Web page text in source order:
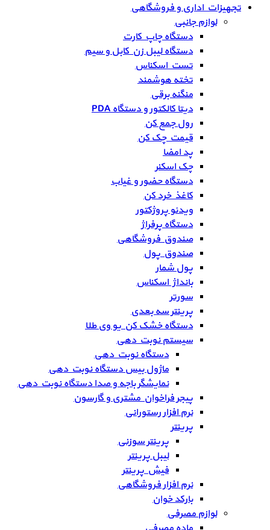
تجهیزات اداری و فروشگاهی
لوازم جانبی
دستگاه چاپ کارت
دستگاه لیبل زن کابل و سیم
تست اسکناس
تخته هوشمند
منگنه برقی
دیتا کالکتور و دستگاه PDA
رول جمع کن
قیمت چک کن
پد امضا
چک اسکنر
دستگاه حضور و غیاب
کاغذ خرد کن
ویدئو پروژکتور
دستگاه پرفراژ
صندوق فروشگاهی
صندوق پول
پول شمار
بانداژ اسکناس
سورتر
پرینتر سه بعدی
دستگاه خشک کن یو وی طلا
سیستم نوبت دهی
دستگاه نوبت دهی
ماژول بیس دستگاه نوبت دهی
نمایشگر باجه و صدا دستگاه نوبت دهی
پیجر فراخوان مشتری و گارسون
نرم افزار رستورانی
پرینتر
پرینتر سوزنی
لیبل پرینتر
فیش پرینتر
نرم افزار فروشگاهی
بارکد خوان
لوازم مصرفی